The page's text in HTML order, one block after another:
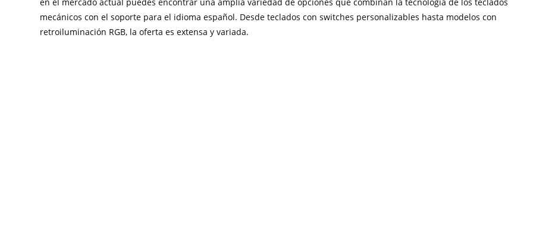
mecánicos con el soporte para el idioma español. Desde teclados con switches personalizables hasta modelos con
retroiluminación RGB, la oferta es extensa y variada.